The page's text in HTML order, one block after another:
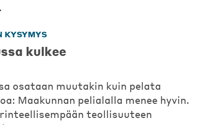
KYSYMYS
kulkee
osataan muutakin kuin pelata
Maakunnan pelialalla menee hyvin.
teollisuuteen